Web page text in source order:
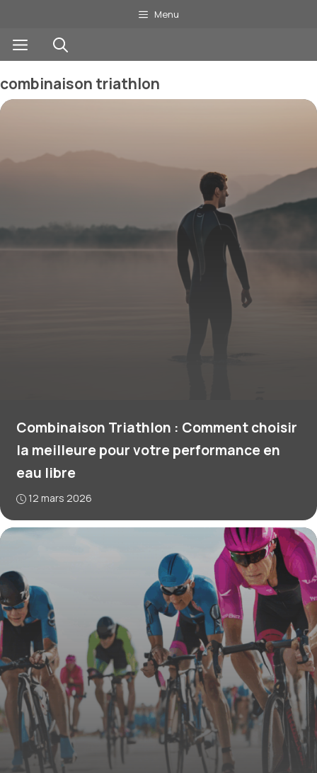
contenu
Menu
Menu
combinaison triathlon
Combinaison Triathlon : Comment choisir
la meilleure pour votre performance en
eau libre
12 mars 2026